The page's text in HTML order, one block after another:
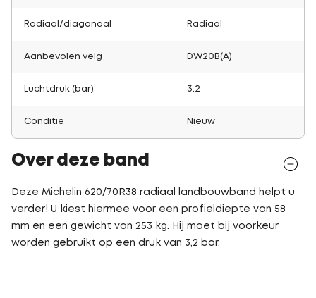
Radiaal/diagonaal Radiaal
Aanbevolen velg DW20B(A)
Luchtdruk (bar) 3.2
Conditie Nieuw
Over deze band
Deze Michelin 620/70R38 radiaal landbouwband helpt u
verder! U kiest hiermee voor een profieldiepte van 58
mm en een gewicht van 253 kg. Hij moet bij voorkeur
worden gebruikt op een druk van 3,2 bar.